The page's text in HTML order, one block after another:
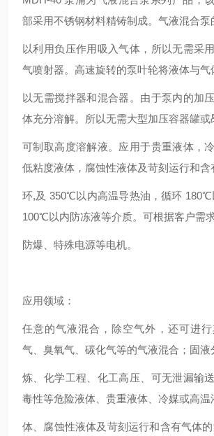
部采用不锈钢材料精铸制成。气液混合泵
以利用负压作用吸入气体，所以无需采
气喷射器。高速旋转的泵叶轮将液体与
以无需搅拌器和混合器。由于泵内的加
体充分溶解。所以无需大型加压容器罐或
可制取高度溶解液。应用于贵重液体，
低粘度液体，腐蚀性液体及苛刻运行和
环,及 350℃以内高温导热油，循环 180℃
100℃以内防冻液等介质。可根据客户需
防爆、特殊电源等电机。
应用领域：
任意的气液混合，除空气外，还可进
气、臭氧气、碳化气等的气液混合；固液
炼、化学工程、化工高压、可无泄漏输
毒性等危险液体、贵重液体、冷媒或高温
体、腐蚀性液体及苛刻运行和含有气体